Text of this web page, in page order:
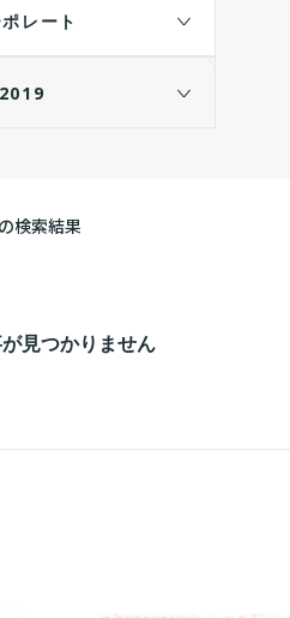
レート
2019
検索結果
見つかりません